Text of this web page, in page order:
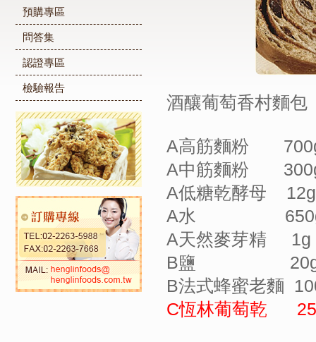
預購專區
問答集
認證專區
檢驗報告
酒釀葡萄香村麵包
A高筋麵粉
A中筋麵粉
A低糖乾酵母 12g
A水
A天然麥芽精 1g
B鹽
B法式蜂蜜老麵
C恆林葡萄乾